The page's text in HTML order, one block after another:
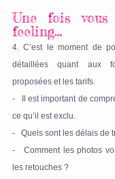
Une fois
feeling…
4. C’est le moment de
détaillées quant aux
proposées et les tarifs.
-   Il est important de
ce qu’il est exclu.
-   Quels sont les délais de
-   Comment les photos
les retouches ?